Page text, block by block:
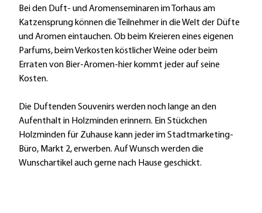
l
z
m
i
n
d
n
Bei den Duft- und Aromenseminaren im Torhaus am
Katzensprung können die Teilnehmer in die Welt der Düfte
und Aromen eintauchen. Ob beim Kreieren eines eigenen
Parfums, beim Verkosten köstlicher Weine oder beim
Erraten von Bier-Aromen-hier kommt jeder auf seine
Kosten.
Die Duftenden Souvenirs werden noch lange an den
Aufenthalt in Holzminden erinnern. Ein Stückchen
Holzminden für Zuhause kann jeder im Stadtmarketing-
Büro, Markt 2, erwerben. Auf Wunsch werden die
Wunschartikel auch gerne nach Hause geschickt.